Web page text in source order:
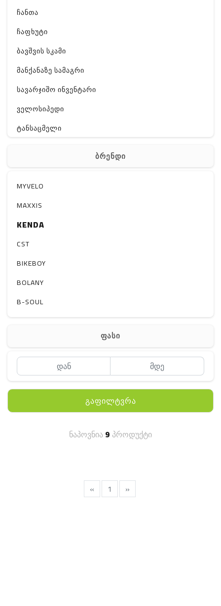
ჩანთა
ჩაფხუტი
ბავშვის სკამი
მანქანაზე სამაგრი
სავარჯიშო ინვენტარი
ველოსიპედი
ტანსაცმელი
სხვადასხვა
ბრენდი
MYVELO
MAXXIS
KENDA
CST
BIKEBOY
BOLANY
B-SOUL
ფასი
გაფილტვრა
ნაპოვნია9 პროდუქტი
« 1 »